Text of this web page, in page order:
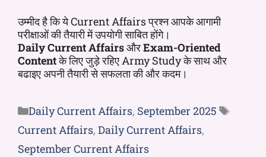
उम्मीद है कि ये Current Affairs प्रश्न आपके आगामी
परीक्षाओं की तैयारी में उपयोगी साबित होंगे।
Daily Current AffairsऔरExam-Oriented
Contentके लिए जुड़े रहिए Army Study के साथ और
बढाइए अपनी तैयारी से सफलता की और कदम।
Daily Current Affairs, September 2025
Current Affairs, Daily Current Affairs,
September Current Affairs